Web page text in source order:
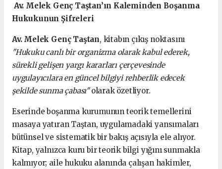
Av. Melek Genç Taştan’ın Kaleminden Boşanma
Hukukunun Şifreleri
Av. Melek Genç Taştan, kitabın çıkış noktasını
"Hukuku canlı bir organizma olarak kabul ederek,
sürekli gelişen yargı kararları çerçevesinde
uygulayıcılara en güncel bilgiyi rehberlik edecek
şekilde sunma çabası"olarak özetliyor.
Eserinde boşanma kurumunun teorik temellerini
masaya yatıran Taştan, uygulamadaki yansımaları
bütünsel ve sistematik bir bakış açısıyla ele alıyor.
Kitap, yalnızca kuru bir teorik bilgi yığını sunmakla
kalmıyor; aile hukuku alanında çalışan hakimler,